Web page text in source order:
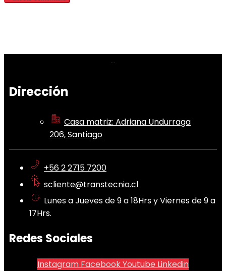
Dirección
Casa matriz: Adriana Undurraga
206, Santiago
+56 2 2715 7200
scliente@transtecnia.cl
Lunes a Jueves de 9 a 18Hrs y Viernes de 9 a
17Hrs.
Redes Sociales
Instagram FacebookYoutube Linkedin